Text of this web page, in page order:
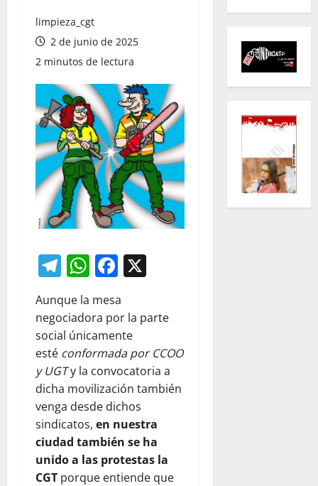
limpieza_cgt
2 de junio de 2025
2 minutos de lectura
Telegram
WhatsApp
Facebook
Aunque la mesa
negociadora por la parte
social únicamente
esté conformada por CCOO
y UGTy la convocatoria a
dicha movilización también
venga desde dichos
sindicatos, en nuestra
ciudad también se ha
unido a las protestas la
CGT porque entiende que